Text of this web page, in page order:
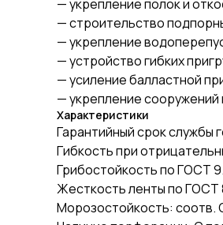
— укрепление полок и
— строительство
— укрепление
— устройство гибких
— усиление балластной
— укрепление
Характеристики
Гарантийный срок службы
Гибкость при
Грибостойкость по ГОСТ
Жесткость ленты по ГОСТ
Морозостойкость: соотв.